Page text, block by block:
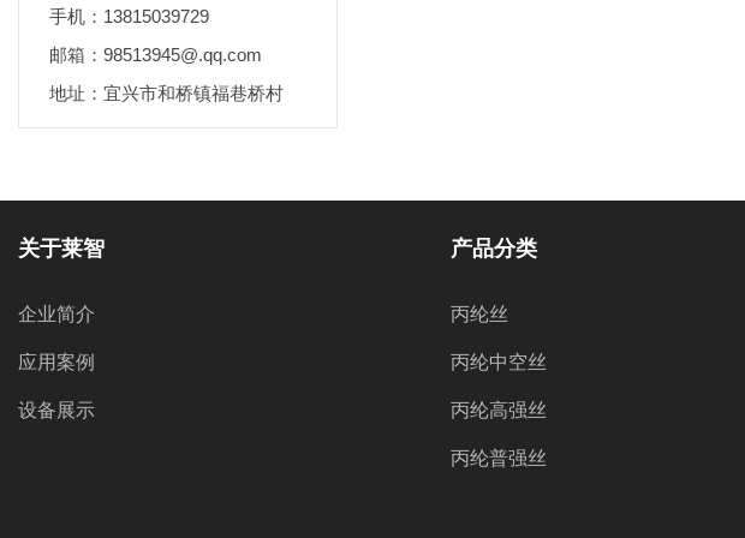
手机：13815039729
邮箱：98513945@.qq.com
地址：宜兴市和桥镇福巷桥村
关于莱智
企业简介
应用案例
设备展示
产品分类
丙纶丝
丙纶中空丝
丙纶高强丝
丙纶普强丝